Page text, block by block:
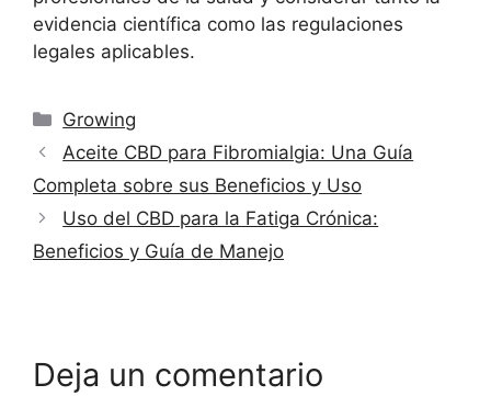
evidencia científica como las regulaciones
legales aplicables.
Categorías
Growing
Aceite CBD para Fibromialgia: Una Guía
Completa sobre sus Beneficios y Uso
Uso del CBD para la Fatiga Crónica:
Beneficios y Guía de Manejo
Deja un comentario